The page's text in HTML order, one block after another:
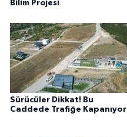
Bilim Projesi
Sürücüler Dikkat! Bu
Caddede Trafiğe Kapanıyor